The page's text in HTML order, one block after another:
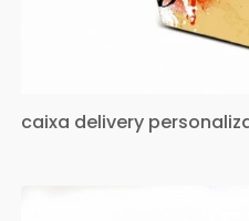
caixa delivery